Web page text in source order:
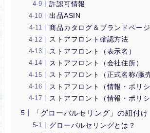
許認可情報
出品ASIN
商品カタログ＆ブランドページ
ストアフロント確認方法
ストアフロント（表示名）
ストアフロント（会社住所）
ストアフロント（正式名称/販
ストアフロント（情報・ポリ
ストアフロント（情報・ポリ
「グローバルセリング」の紐付け
グローバルセリングとは？